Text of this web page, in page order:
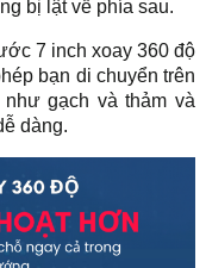
bị lật về phía sau.
7 inch xoay 360 độ
bạn di chuyển trên
gạch và thảm và
dàng.